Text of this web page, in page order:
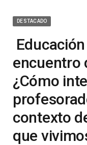
DESTACADO
encuentro
¿Cómo
contexto
que